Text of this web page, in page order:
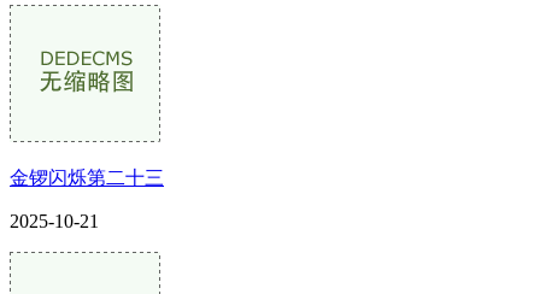
金锣闪烁第二十三
2025-10-21